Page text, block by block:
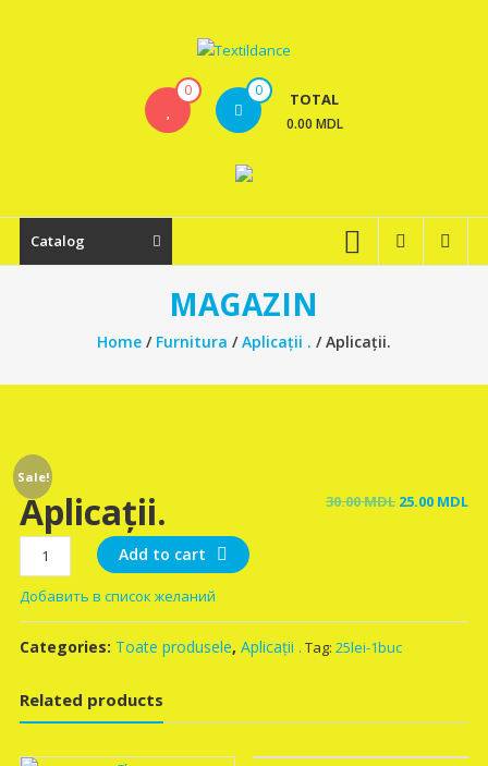
Textildance.md
0 0 TOTAL
0.00 MDL
Catalog
MAGAZIN
Home/ Furnitura /Aplicații . / Aplicații.
Sale!
Aplicații. 30.00MDL Original
25.00 MDL
Aplicații.
quantity
Add to cart
Добавить в список желаний
Categories: Toate produsele, Aplicații . Tag: 25lei-1buc
Related products